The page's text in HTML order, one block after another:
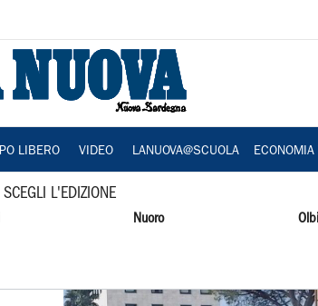
LIBERO VIDEO LANUOVA@SCUOLA
SCEGLI L'EDIZIONE
Nuoro